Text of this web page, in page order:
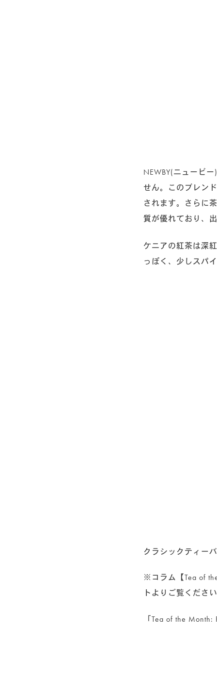
NEWBY(ニュービ
せん。このブレン
されます。さらに
質が優れており、
ケニアの紅茶は深
っぽく、少しスパ
クラシックティー
※コラム【Tea of
トよりご覧ください
「Tea of the